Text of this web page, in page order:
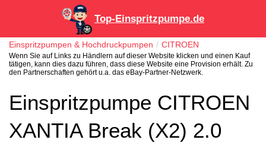
Top-Einspritzpumpe.de
Einspritzpumpen & Hochdruckpumpen CITROEN
Wenn Sie auf Links zu Händlern auf dieser Website klicken und einen Kauf
tätigen, kann dies dazu führen, dass diese Website eine Provision erhält. Zu
den Partnerschaften gehört u.a. das eBay-Partner-Netzwerk.
Einspritzpumpe CITROEN
XANTIA Break (X2) 2.0